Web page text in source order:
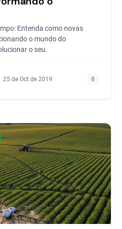
Entenda como novas
o mundo do
o seu.
25 de Oct de 2019 8